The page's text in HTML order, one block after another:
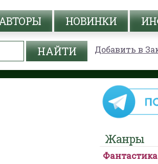
НОВИНКИ
Добавить в
Жанры